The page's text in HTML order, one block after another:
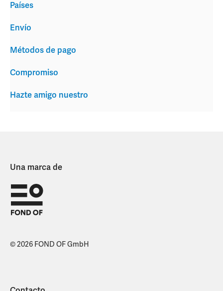
Envío
Métodos de pago
Compromiso
Hazte amigo nuestro
Países
Una marca de
© 2026 FOND OF GmbH